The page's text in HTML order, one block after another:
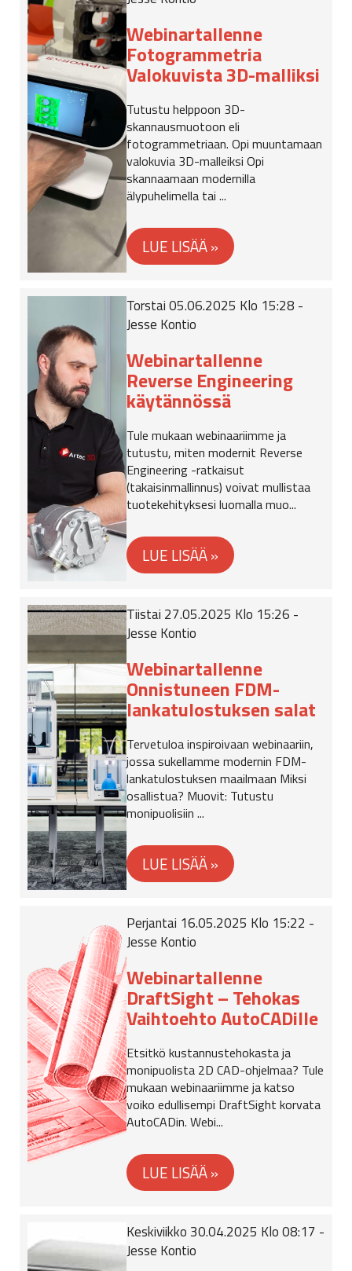
Webinartallenne
Fotogrammetria
Valokuvista 3D-malliksi
Tutustu helppoon 3D-
skannausmuotoon eli
fotogrammetriaan. Opi muuntamaan
valokuvia 3D-malleiksi Opi
skannaamaan modernilla
älypuhelimella tai ...
Torstai 05.06.2025 Klo 15:28 -
Jesse Kontio
Webinartallenne
Reverse Engineering
käytännössä
Tule mukaan webinaariimme ja
tutustu, miten modernit Reverse
Engineering -ratkaisut
(takaisinmallinnus) voivat mullistaa
tuotekehityksesi luomalla muo...
Tiistai 27.05.2025 Klo 15:26 -
Jesse Kontio
Webinartallenne
Onnistuneen FDM-
lankatulostuksen salat
Tervetuloa inspiroivaan webinaariin,
jossa sukellamme modernin FDM-
lankatulostuksen maailmaan Miksi
osallistua? Muovit: Tutustu
monipuolisiin ...
Perjantai 16.05.2025 Klo 15:22 -
Jesse Kontio
Webinartallenne
DraftSight – Tehokas
Vaihtoehto AutoCADille
Etsitkö kustannustehokasta ja
monipuolista 2D CAD-ohjelmaa? Tule
mukaan webinaariimme ja katso
voiko edullisempi DraftSight korvata
AutoCADin. Webi...
Keskiviikko 30.04.2025 Klo 08:17 -
Jesse Kontio